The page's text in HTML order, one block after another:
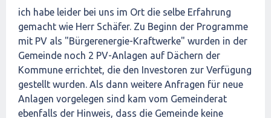
ich habe leider bei uns im Ort die selbe Erfahrung
gemacht wie Herr Schäfer. Zu Beginn der Programme
mit PV als "Bürgerenergie-Kraftwerke" wurden in der
Gemeinde noch 2 PV-Anlagen auf Dächern der
Kommune errichtet, die den Investoren zur Verfügung
gestellt wurden. Als dann weitere Anfragen für neue
Anlagen vorgelegen sind kam vom Gemeinderat
ebenfalls der Hinweis, dass die Gemeinde keine